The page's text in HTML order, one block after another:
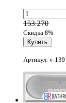
153 270
Скидка 8%
Артикул: v-